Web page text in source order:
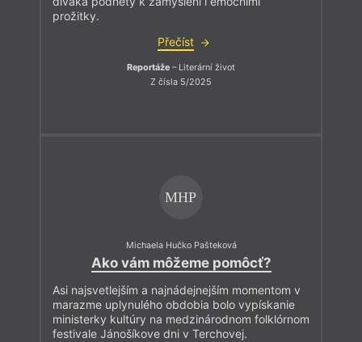
prožitky.
Přečíst
Reportáže – Literární život
Z čísla 5/2025
MHP
Michaela Hučko Pašteková
Ako vám môžeme pomôcť?
Asi najsvetlejším a najnádejnejším momentom v
marazme uplynulého obdobia bolo vypískanie
ministerky kultúry na medzinárodnom folklórnom
festivale Jánošíkove dni v Terchovej.